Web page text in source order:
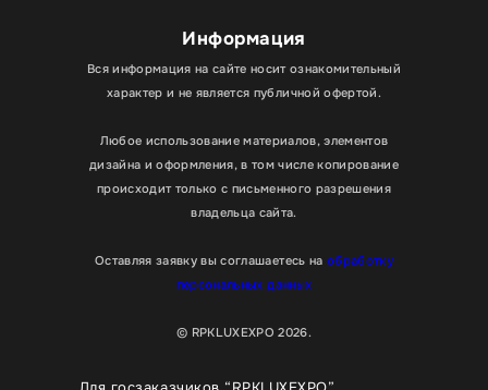
Информация
Вся информация на сайте носит ознакомительный
характер и не является публичной офертой.
Любое использование материалов, элементов
дизайна и оформления, в том числе копирование
происходит только с письменного разрешения
владельца сайта.
Оставляя заявку вы соглашаетесь на обработку
персональных данных
© RPKLUXEXPO 2026.